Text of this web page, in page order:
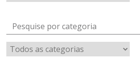
Pesquise por categoria